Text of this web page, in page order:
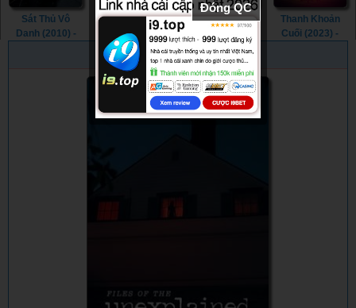
Sát Thủ Vô
Danh (2010) -
Cơn Thịnh Nộ
Của Becky
(2023) - The
Wrath of Becky
(2023)
Nghi Thức Tử
Thần (2023) -
The Ritual Killer
(2023)
Thanh Khoản
Cuối (2023) -
PHIM NGẪU NHIÊN
Đóng QC